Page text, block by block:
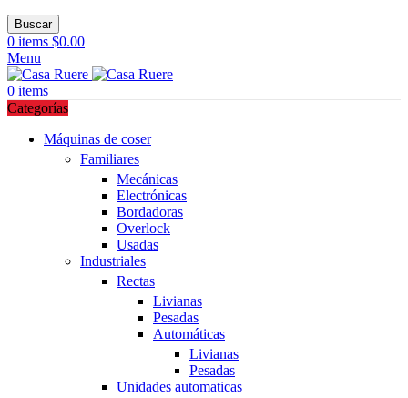
Buscar
0 items $0.00
Menu
0 items
Categorías
Máquinas de coser
Familiares
Mecánicas
Electrónicas
Bordadoras
Overlock
Usadas
Industriales
Rectas
Livianas
Pesadas
Automáticas
Livianas
Pesadas
Unidades automaticas